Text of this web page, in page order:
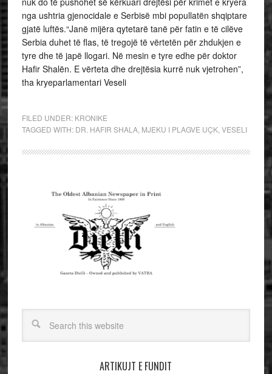
nga ushtria gjenocidale e Serbisë mbi popullatën shqiptare
gjatë luftës.“Janë mijëra qytetarë tanë për fatin e të cilëve
Serbia duhet të flas, të tregojë të vërtetën për zhdukjen e
tyre dhe të japë llogari. Në mesin e tyre edhe për doktor
Hafir Shalën. E vërteta dhe drejtësia kurrë nuk vjetrohen”,
tha kryeparlamentari Veseli
FILED UNDER: KRONIKE
TAGGED WITH: DR. HAFIR SHALA, MJEKU I PLAGVE UÇK, VESELI
ARTIKUJT E FUNDIT